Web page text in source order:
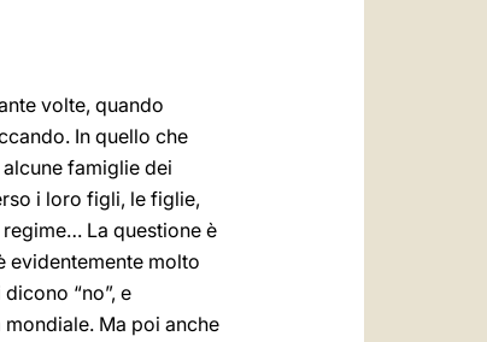
volte, quando
In quello che
famiglie dei
i loro figli, le figlie,
La questione è
evidentemente molto
“no”, e
Ma poi anche